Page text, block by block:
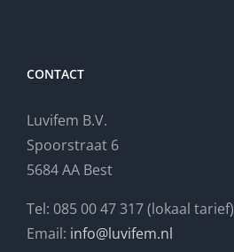
CONTACT
Luvifem B.V.
Spoorstraat 6
5684 AA Best
Tel: 085 00 47 317 (lokaal tarief)
Email: info@luvifem.nl